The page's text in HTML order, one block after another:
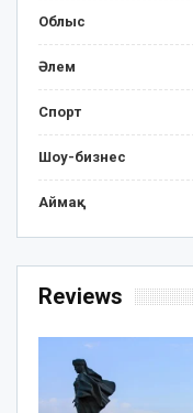
Облыс
Әлем
Спорт
Шоу-бизнес
Аймақ
Reviews